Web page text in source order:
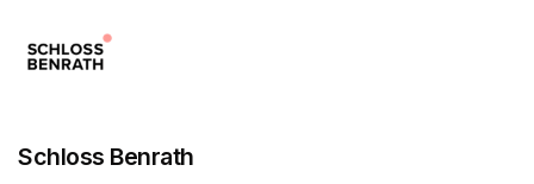
Schloss Benrath